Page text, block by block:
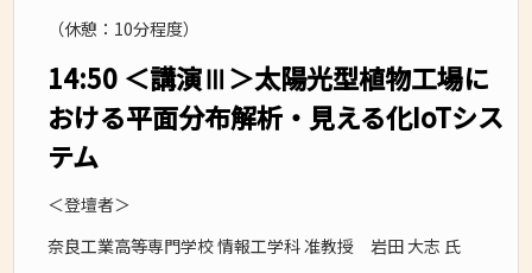
（休憩：10分程度）
14:50 ＜講演Ⅲ＞太陽光型植物工場に
おける平面分布解析・見える化IoTシス
テム
＜登壇者＞
奈良工業高等専門学校 情報工学科 准教授 岩田 大志 氏